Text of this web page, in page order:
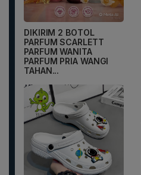
DIKIRIM 2 BOTOL
PARFUM SCARLETT
PARFUM WANITA
PARFUM PRIA WANGI
TAHAN...